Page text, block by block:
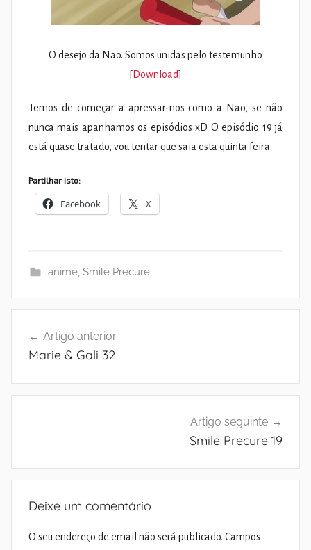
O desejo da Nao. Somos unidas pelo testemunho
[Download]
Temos de começar a apressar-nos como a Nao, se não
nunca mais apanhamos os episódios xD O episódio 19 já
está quase tratado, vou tentar que saia esta quinta feira.
Partilhar isto:
Facebook X
anime, Smile Precure
de
Artigo anterior
Marie & Gali 32
Artigo seguinte
Smile Precure 19
Deixe um comentário
O seu endereço de email não será publicado. Campos